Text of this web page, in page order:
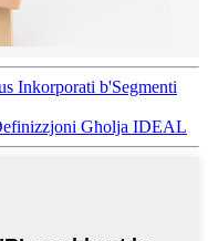
Inkorporati b'Segmenti
Għolja IDEAL